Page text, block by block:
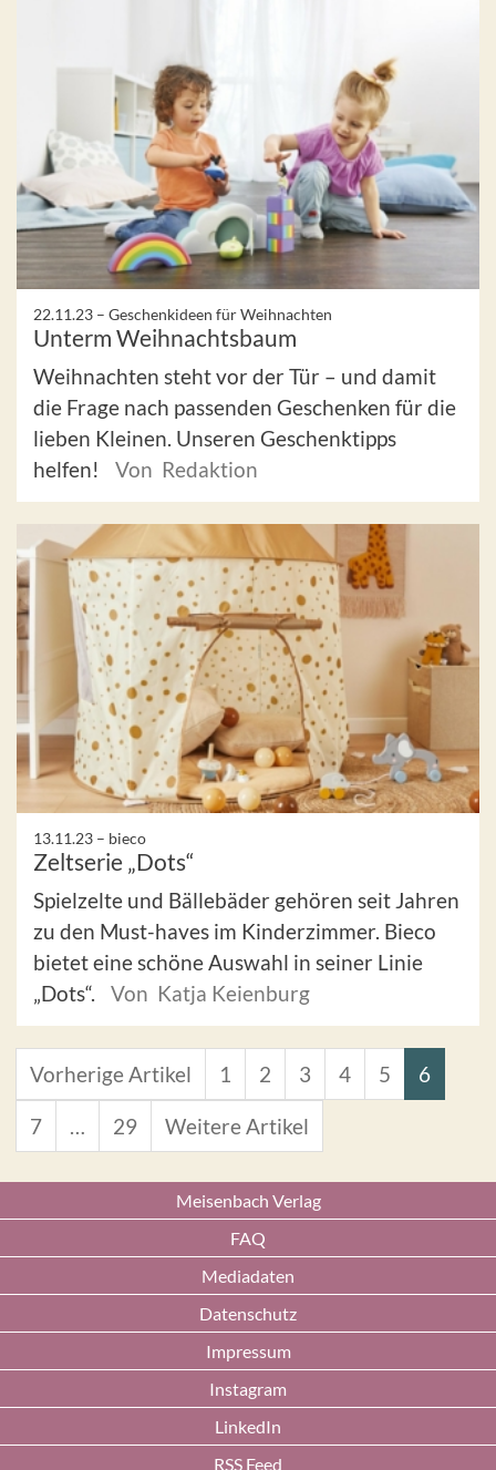
22.11.23 – Geschenkideen für Weihnachten
Unterm Weihnachtsbaum
Weihnachten steht vor der Tür – und damit
die Frage nach passenden Geschenken für die
lieben Kleinen. Unseren Geschenktipps
helfen!
Von Redaktion
13.11.23 – bieco
Zeltserie „Dots“
Spielzelte und Bällebäder gehören seit Jahren
zu den Must-haves im Kinderzimmer. Bieco
bietet eine schöne Auswahl in seiner Linie
„Dots“.
Von Katja Keienburg
Vorherige Artikel 1 2 3 4 5 6
7 … 29 Weitere Artikel
Meisenbach Verlag
FAQ
Mediadaten
Datenschutz
Impressum
Instagram
LinkedIn
RSS Feed